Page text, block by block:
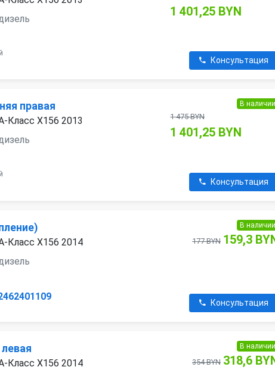
1 401,25 BYN
Консультация
правая
Класс X156 2013
В наличии
1 475 BYN
1 401,25 BYN
Консультация
Класс X156 2014
В наличии
177 BYN 159,3
Консультация
Класс X156 2014
В наличии
354 BYN 318,6